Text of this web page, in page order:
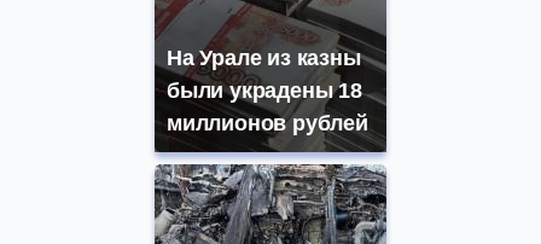
На Урале из казны
были украдены 18
миллионов рублей